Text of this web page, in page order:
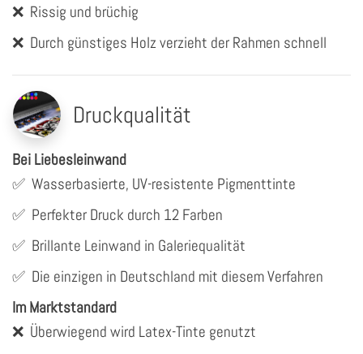
❌ Rissig und brüchig
❌ Durch günstiges Holz verzieht der Rahmen schnell
Druckqualität
Bei Liebesleinwand
✅ Wasserbasierte, UV-resistente Pigmenttinte
✅ Perfekter Druck durch 12 Farben
✅ Brillante Leinwand in Galeriequalität
✅ Die einzigen in Deutschland mit diesem Verfahren
Im Marktstandard
❌ Überwiegend wird Latex-Tinte genutzt